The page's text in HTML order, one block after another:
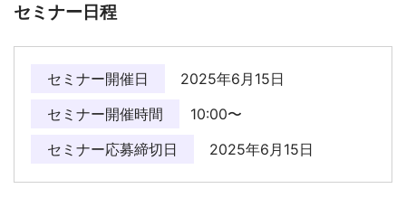
セミナー日程
セミナー開催日
2025年6月15日
セミナー開催時間
10:00〜
セミナー応募締切日
2025年6月15日